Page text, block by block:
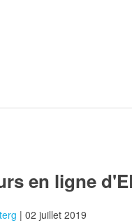
en ligne
| 02 juillet 2019